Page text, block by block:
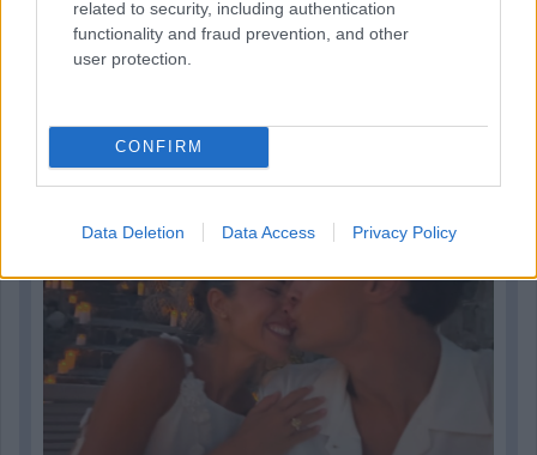
related to security, including authentication
functionality and fraud prevention, and other
user protection.
CONFIRM
Data Deletion Data Access Privacy Policy
Eljegyezte kedvesét George Russell